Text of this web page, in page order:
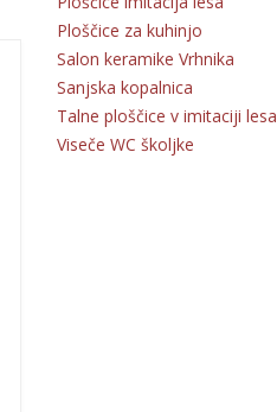
Ploščice za kuhinjo
Salon keramike Vrhnika
Sanjska kopalnica
Talne ploščice v imitaciji lesa
Viseče WC školjke